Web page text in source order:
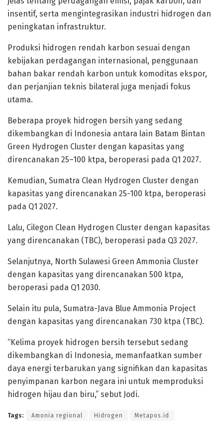
insentif, serta mengintegrasikan industri hidrogen dan
peningkatan infrastruktur.
Produksi hidrogen rendah karbon sesuai dengan
kebijakan perdagangan internasional, penggunaan
bahan bakar rendah karbon untuk komoditas ekspor,
dan perjanjian teknis bilateral juga menjadi fokus
utama.
Beberapa proyek hidrogen bersih yang sedang
dikembangkan di Indonesia antara lain Batam Bintan
Green Hydrogen Cluster dengan kapasitas yang
direncanakan 25–100 ktpa, beroperasi pada Q1 2027.
Kemudian, Sumatra Clean Hydrogen Cluster dengan
kapasitas yang direncanakan 25-100 ktpa, beroperasi
pada Q1 2027.
Lalu, Cilegon Clean Hydrogen Cluster dengan kapasitas
yang direncanakan (TBC), beroperasi pada Q3 2027.
Selanjutnya, North Sulawesi Green Ammonia Cluster
dengan kapasitas yang direncanakan 500 ktpa,
beroperasi pada Q1 2030.
Selain itu pula, Sumatra-Java Blue Ammonia Project
dengan kapasitas yang direncanakan 730 ktpa (TBC).
“Kelima proyek hidrogen bersih tersebut sedang
dikembangkan di Indonesia, memanfaatkan sumber
daya energi terbarukan yang signifikan dan kapasitas
penyimpanan karbon negara ini untuk memproduksi
hidrogen hijau dan biru,” sebut Jodi.
Tags: Amonia regional Hidrogen Metapos.id